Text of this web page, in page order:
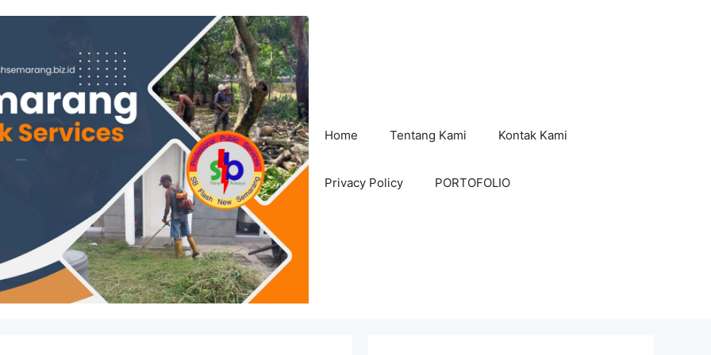
Home Tentang Kami Kontak Kami
Privacy Policy PORTOFOLIO